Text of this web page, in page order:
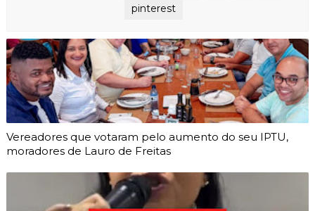
pinterest
Vereadores que votaram pelo aumento do seu IPTU,
moradores de Lauro de Freitas